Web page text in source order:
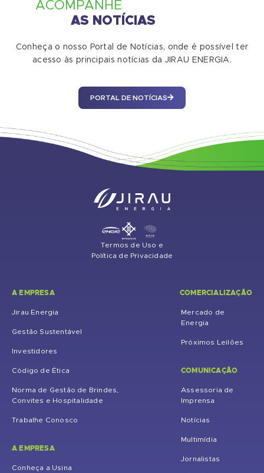
ACOMPANHE
AS NOTÍCIAS
Conheça o nosso Portal de Notícias, onde é possível ter
acesso às principais notícias da JIRAU ENERGIA.
PORTAL DE NOTÍCIAS
Termos de Uso e
Política de Privacidade
A EMPRESA
Jirau Energia
Gestão Sustentável
Investidores
Código de Ética
Norma de Gestão de Brindes,
Convites e Hospitalidade
Trabalhe Conosco
A EMPRESA
Conheça a Usina
COMERCIALIZAÇÃO
Mercado de
Energia
Próximos Leilões
COMUNICAÇÃO
Assessoria de
Imprensa
Notícias
Multimídia
Jornalistas